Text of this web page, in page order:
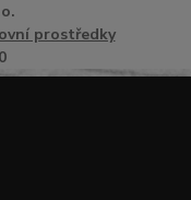
prostředky